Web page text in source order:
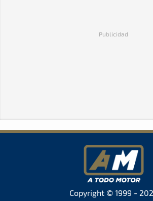
Publicidad
Copyright © 1999 -